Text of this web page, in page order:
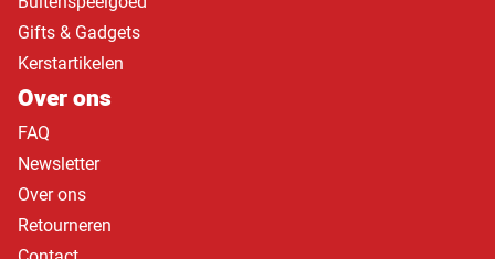
Gifts & Gadgets
Kerstartikelen
Over ons
FAQ
Newsletter
Over ons
Retourneren